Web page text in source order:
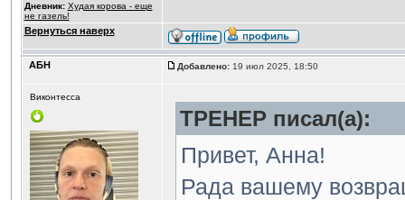
Дневник: Худая корова - еще
не газель!
Вернуться наверх
АБН Добавлено:19 июл 2025, 18:50
Виконтесса
ТРЕНЕР писал(а):
Привет, Анна!
Рада вашему